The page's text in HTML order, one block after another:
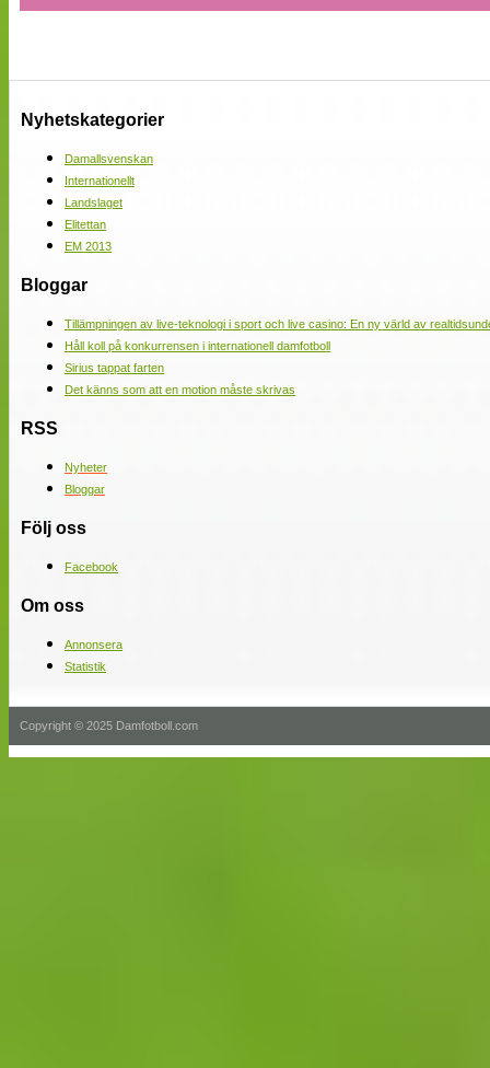
Nyhetskategorier
Damallsvenskan
Internationellt
Landslaget
Elitettan
EM 2013
Bloggar
Tillämpningen av live-teknologi i sport och live casino: En ny värld av
Håll koll på konkurrensen i internationell damfotboll
Sirius tappat farten
Det känns som att en motion måste skrivas
RSS
Nyheter
Bloggar
Följ oss
Facebook
Om oss
Annonsera
Statistik
Copyright © 2025 Damfotboll.com